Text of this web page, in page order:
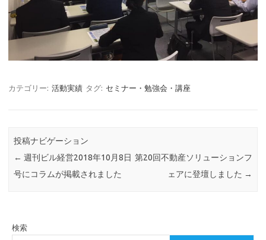
カテゴリー: 活動実績 タグ: セミナー・勉強会・講座
投稿ナビゲーション
← 週刊ビル経営2018年10月8日
号にコラムが掲載されました
第20回不動産ソリューションフ
ェアに登壇しました →
検索